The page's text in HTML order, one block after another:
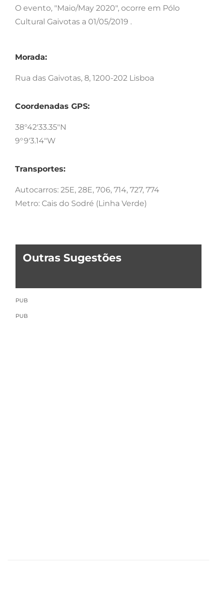
O evento, "Maio/May 2020", ocorre em Pólo
Cultural Gaivotas a 01/05/2019 .
Morada:
Rua das Gaivotas, 8, 1200-202 Lisboa
Coordenadas GPS:
38°42'33.35"N
9°9'3.14"W
Transportes:
Autocarros: 25E, 28E, 706, 714, 727, 774
Metro: Cais do Sodré (Linha Verde)
Outras Sugestões
PUB
PUB